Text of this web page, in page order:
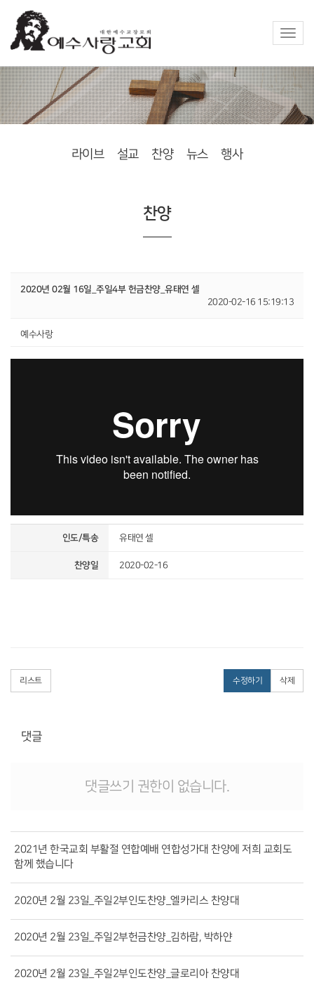
Toggle
라이브 설교 찬양 뉴스 행사
찬양
2020년 02월 16일_주일4부 헌금찬양_유태연 셀
2020-02-16 15:19:13
예수사랑
인도/특송 유태연 셀
찬양일 2020-02-16
리스트 수정하기 삭제
댓글
댓글쓰기 권한이 없습니다.
2021년 한국교회 부활절 연합예배 연합성가대 찬양에 저희 교회도
함께 했습니다
2020년 2월 23일_주일2부인도찬양_엘카리스 찬양대
2020년 2월 23일_주일2부헌금찬양_김하람, 박하얀
2020년 2월 23일_주일2부인도찬양_글로리아 찬양대